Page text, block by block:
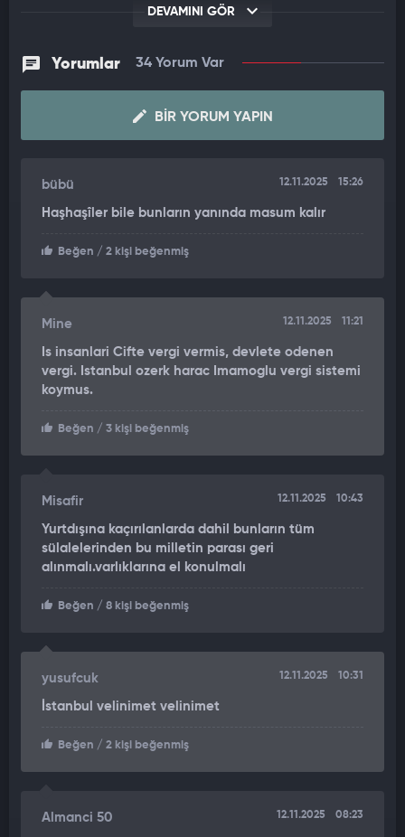
DEVAMINI GÖR
Yorumlar 34 Yorum Var
BIR YORUM YAPIN
bübü 12.11.2025 15:26
Haşhaşîler bile bunların yanında masum kalır
Beğen / 2 kişi beğenmiş
Mine 12.11.2025 11:21
Is insanlari Cifte vergi vermis, devlete odenen
vergi. Istanbul ozerk harac Imamoglu vergi sistemi
koymus.
Beğen / 3 kişi beğenmiş
Misafir 12.11.2025 10:43
Yurtdışına kaçırılanlarda dahil bunların tüm
sülalelerinden bu milletin parası geri
alınmalı.varlıklarına el konulmalı
Beğen / 8 kişi beğenmiş
yusufcuk 12.11.2025 10:31
İstanbul velinimet velinimet
Beğen / 2 kişi beğenmiş
Almanci 50 12.11.2025 08:23